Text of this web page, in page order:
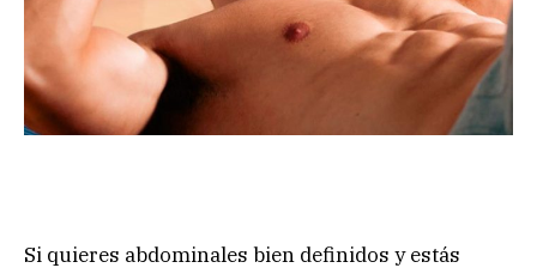
Si quieres abdominales bien definidos y estás